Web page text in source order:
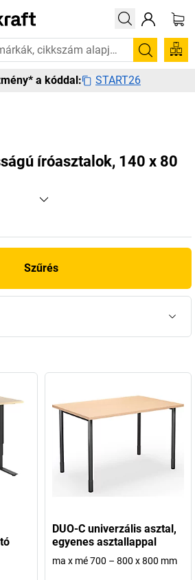
bestseller termékeinket 3–4
Keresés
a kóddal: START26
íróasztalok, 140 x 80
Szűrés
DUO-C univerzális asztal,
egyenes asztallappal
ma x mé 700 – 800 x 800 mm